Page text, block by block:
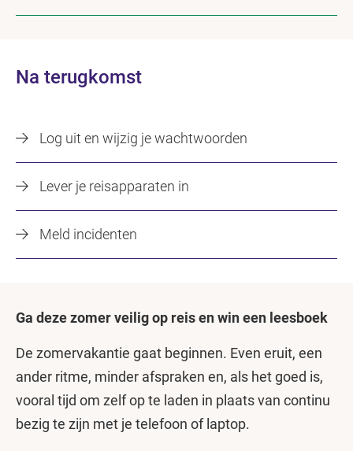
Na terugkomst
Log uit en wijzig je wachtwoorden
Lever je reisapparaten in
Meld incidenten
Ga deze zomer veilig op reis en win een leesboek
De zomervakantie gaat beginnen. Even eruit, een
ander ritme, minder afspraken en, als het goed is,
vooral tijd om zelf op te laden in plaats van continu
bezig te zijn met je telefoon of laptop.